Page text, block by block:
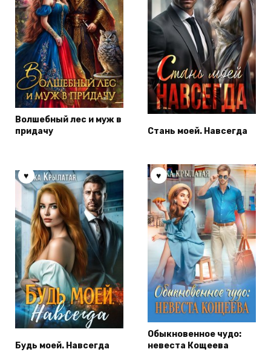
Волшебный лес и муж в
придачу
Стань моей. Навсегда
Будь моей. Навсегда
Обыкновенное чудо:
невеста Кощеева